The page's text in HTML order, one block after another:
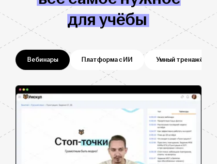
для учёбы
Вебинары Платформа с ИИ Умный тренажёр